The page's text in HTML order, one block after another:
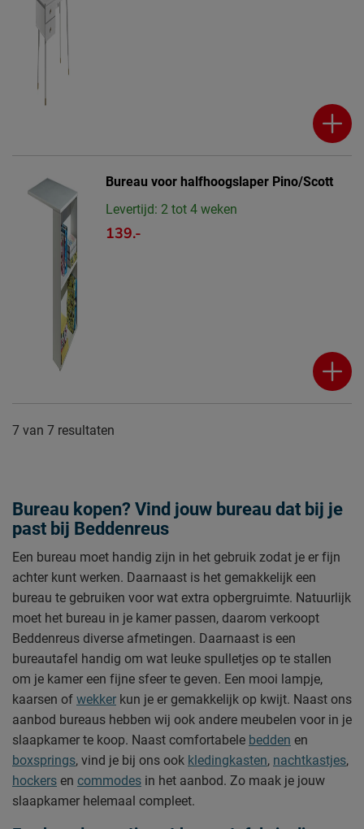
Bureau voor halfhoogslaper Pino/Scott
Levertijd: 2 tot 4 weken
139.-
7 van 7 resultaten
Bureau kopen? Vind jouw bureau dat bij je
past bij Beddenreus
Een bureau moet handig zijn in het gebruik zodat je er fijn
achter kunt werken. Daarnaast is het gemakkelijk een
bureau te gebruiken voor wat extra opbergruimte. Natuurlijk
moet het bureau in je kamer passen, daarom verkoopt
Beddenreus diverse afmetingen. Daarnaast is een
bureautafel handig om wat leuke spulletjes op te stallen
om je kamer een fijne sfeer te geven. Een mooi lampje,
kaarsen of wekker kun je er gemakkelijk op kwijt. Naast ons
aanbod bureaus hebben wij ook andere meubelen voor in je
slaapkamer te koop. Naast comfortabele bedden en
boxsprings, vind je bij ons ook kledingkasten, nachtkastjes,
hockers en commodes in het aanbod. Zo maak je jouw
slaapkamer helemaal compleet.